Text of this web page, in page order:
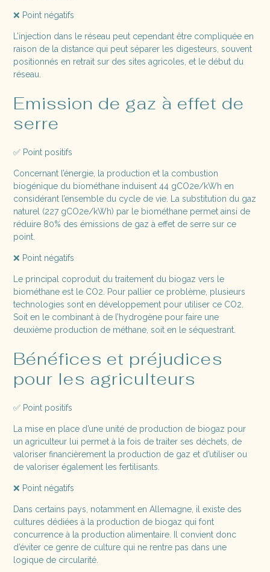
❌ Point négatifs
L’injection dans le réseau peut cependant être compliquée en
raison de la distance qui peut séparer les digesteurs, souvent
positionnés en retrait sur des sites agricoles, et le début du
réseau.
Emission de gaz à effet de
serre
✅ Point positifs
Concernant l’énergie, la production et la combustion
biogénique du biométhane induisent 44 gCO2e/kWh en
considérant l’ensemble du cycle de vie. La substitution du gaz
naturel (227 gCO2e/kWh) par le biométhane permet ainsi de
réduire 80% des émissions de gaz à effet de serre sur ce
point.
❌ Point négatifs
Le principal coproduit du traitement du biogaz vers le
biométhane est le CO2. Pour pallier ce problème, plusieurs
technologies sont en développement pour utiliser ce CO2.
Soit en le combinant à de l’hydrogène pour faire une
deuxième production de méthane, soit en le séquestrant.
Bénéfices et préjudices
pour les agriculteurs
✅ Point positifs
La mise en place d’une unité de production de biogaz pour
un agriculteur lui permet à la fois de traiter ses déchets, de
valoriser financièrement la production de gaz et d’utiliser ou
de valoriser également les fertilisants.
❌ Point négatifs
Dans certains pays, notamment en Allemagne, il existe des
cultures dédiées à la production de biogaz qui font
concurrence à la production alimentaire. Il convient donc
d’éviter ce genre de culture qui ne rentre pas dans une
logique de circularité.